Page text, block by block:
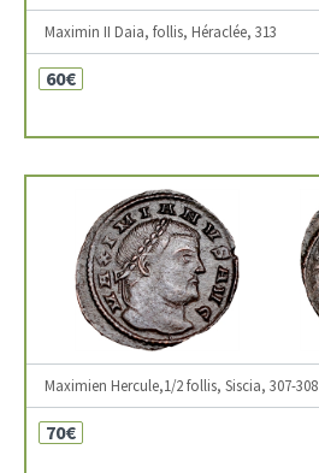
Maximin II Daia, follis, Héraclée, 313
60€
Maximien Hercule,1/2 follis, Siscia, 307-308
70€